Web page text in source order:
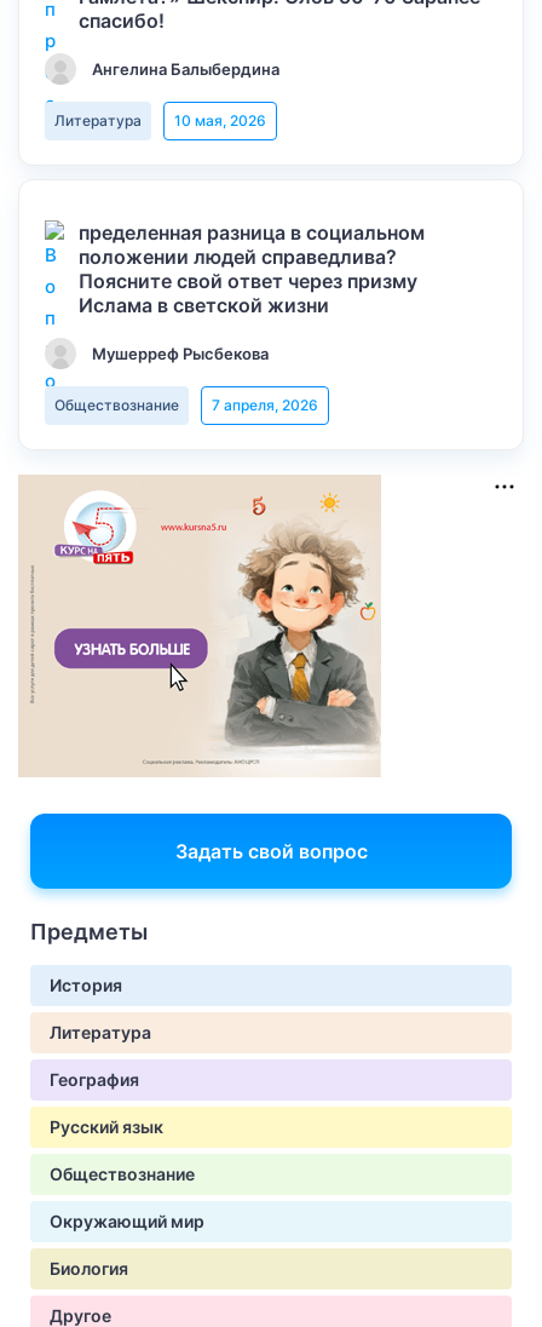
спасибо!
Ангелина Балыбердина
Литература 10 мая, 2026
пределенная разница в социальном
положении людей справедлива?
Поясните свой ответ через призму
Ислама в светской жизни
Мушерреф Рысбекова
Обществознание 7 апреля, 2026
Задать свой вопрос
Предметы
История
Литература
География
Русский язык
Обществознание
Окружающий мир
Биология
Другое